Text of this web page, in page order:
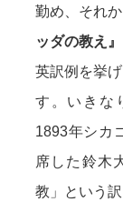
勤め、それ
ッダの教え』
英訳例を挙
す。いきな
1893年シカ
席した鈴木
教」という